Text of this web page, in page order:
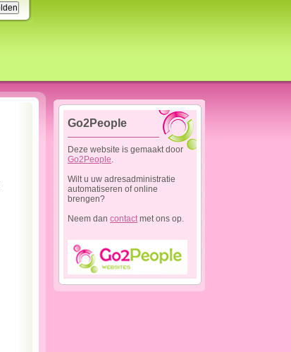
Go2People
Deze website is gemaakt door
Go2People.
Wilt u uw adresadministratie
automatiseren of online
brengen?
Neem dan contactmet ons op.